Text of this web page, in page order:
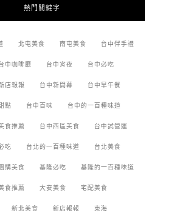
熱門關鍵字
北屯美食 南屯美食 台中伴手禮
中咖啡廳 台中宵夜 台中必吃
店報報 台中新開幕 台中早午餐
點 台中百味 台中的一百種味道
食推薦 台中西區美食 台中試營運
吃 台北的一百種味道 台北美食
團購美食 基隆必吃 基隆的一百種味道
食推薦 大安美食 宅配美食
新北美食 新店報報 東海